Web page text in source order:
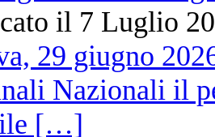
il 7 Luglio